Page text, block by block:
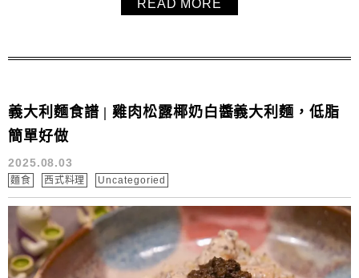
膩口，非常適合當作週末料理、家庭聚餐或派對披薩，在家
READ MORE
義大利麵食譜 | 雞肉松露椰奶白醬義大利麵，低脂
簡單好做
2025.08.03
麵食 西式料理 Uncategoried